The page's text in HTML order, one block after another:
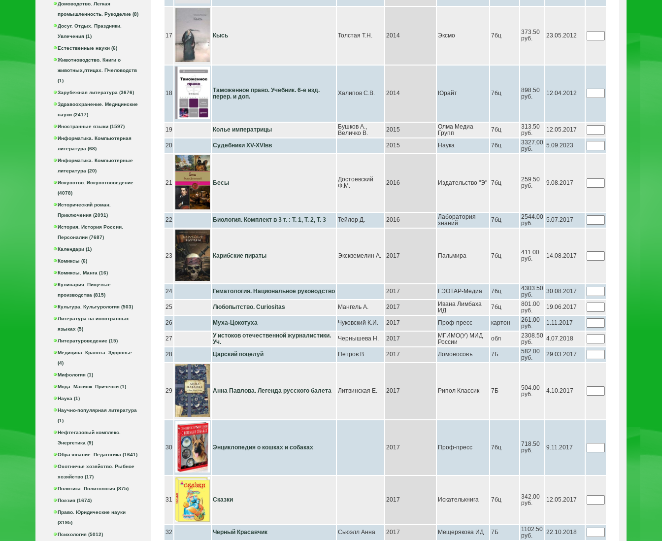
Домоводство. Легкая
промышленность. Рукоделие (8)
Досуг. Отдых. Праздники.
Увлечения (1)
Естественные науки (6)
Животноводство. Книги о
животных,птицах. Пчеловодств
(1)
Зарубежная литература (3676)
Здравоохранение. Медицинские
науки (2417)
Иностранные языки (1597)
Информатика. Компьютерная
литература (68)
Информатика. Компьютерные
литература (20)
Искусство. Искусствоведение
(4078)
Исторический роман.
Приключения (2091)
История. История России.
Персоналии (7687)
Календари (1)
Комиксы (6)
Комиксы. Манга (16)
Кулинария. Пищевые
производства (815)
Культура. Культурология (503)
Литература на иностранных
языках (5)
Литературоведение (15)
Медицина. Красота. Здоровье
(4)
Мифология (1)
Мода. Макияж. Прически (1)
Наука (1)
Научно-популярная литература
(1)
Нефтегазовый комплекс.
Энергетика (9)
Образование. Педагогика (1641)
Охотничье хозяйство. Рыбное
хозяйство (17)
Политика. Политология (875)
Поэзия (1674)
Право. Юридические науки
(3195)
Психология (5012)
17 Кысь Толстая Т.Н. 2014 Эксмо 7бц
373.50
руб.
23.05.2012
18
Таможенное право. Учебник. 6-е изд.
перер. и доп.
Халипов С.В. 2014 Юрайт 7бц
898.50
руб.
12.04.2012
19 Колье императрицы
Бушков А.,
Величко В.
2015
Олма Медиа
Групп
7бц
313.50
руб.
12.05.2017
20 Судебники XV-XVIвв 2015 Наука 7бц
3327.00
руб.
5.09.2023
21 Бесы
Достоевский
Ф.М.
2016 Издательство "Э" 7бц
259.50
руб.
9.08.2017
22 Биология. Комплект в 3 т. : Т. 1, Т. 2, Т. 3 Тейлор Д. 2016
Лаборатория
знаний
7бц
2544.00
руб.
5.07.2017
23 Карибские пираты Эксквемелин А. 2017 Пальмира 7бц
411.00
руб.
14.08.2017
24 Гематология. Национальное руководство 2017 ГЭОТАР-Медиа 7бц
4303.50
руб.
30.08.2017
25 Любопытство. Curiositas Мангель А. 2017
Ивана Лимбаха
ИД
7бц
801.00
руб.
19.06.2017
26 Муха-Цокотуха Чуковский К.И. 2017 Проф-пресс картон
261.00
руб.
1.11.2017
27
У истоков отечественной журналистики.
Уч.
Чернышева Н. 2017
МГИМО(У) МИД
России
обл
2308.50
руб.
4.07.2018
28 Царский поцелуй Петров В. 2017 Ломоносовъ 7Б
582.00
руб.
29.03.2017
29 Анна Павлова. Легенда русского балета Литвинская Е. 2017 Рипол Классик 7Б
504.00
руб.
4.10.2017
30 Энциклопедия о кошках и собаках 2017 Проф-пресс 7бц
718.50
руб.
9.11.2017
31 Сказки 2017 Искателькнига 7бц
342.00
руб.
12.05.2017
32 Черный Красавчик Сьюэлл Анна 2017 Мещерякова ИД 7Б
1102.50
руб.
22.10.2018